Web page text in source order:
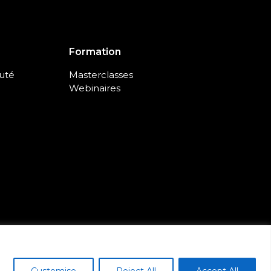
Formation
Masterclasses
Webinaires